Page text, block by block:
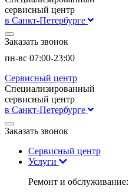
сервисный центр
в Санкт-Петербурге
Заказать звонок
пн-вс 07:00-23:00
Сервисный центр
Специализированный
сервисный центр
в Санкт-Петербурге
Заказать звонок
Сервисный центр
Услуги
Ремонт и обслуживание: